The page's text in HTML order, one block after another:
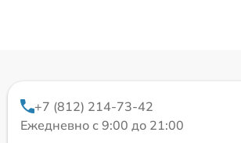
+7 (812) 214-73-42
Ежедневно с 9:00 до 21:00